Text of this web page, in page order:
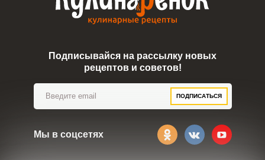
Подписывайся на рассылку новых
рецептов и советов!
ПОДПИСАТЬСЯ
Мы в соцсетях